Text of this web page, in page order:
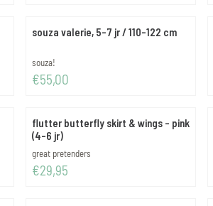
souza valerie, 5-7 jr / 110-122 cm
Merk:
souza!
Prijs: 55,00
€55,00
flutter butterfly skirt & wings - pink
(4-6 jr)
Merk:
great pretenders
Prijs: 29,95
€29,95